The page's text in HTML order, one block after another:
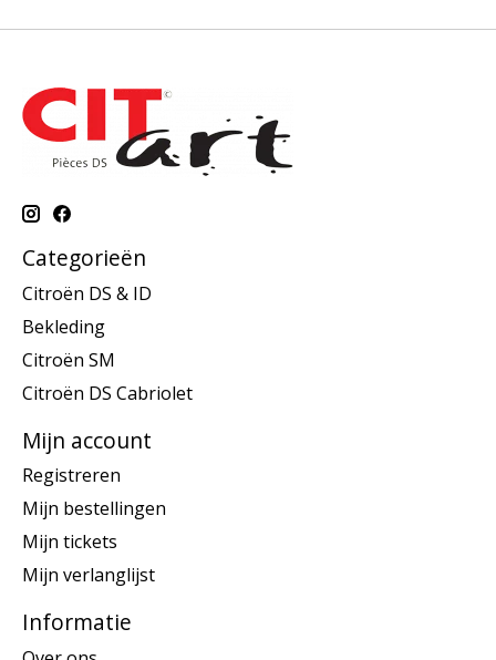
Categorieën
Citroën DS & ID
Bekleding
Citroën SM
Citroën DS Cabriolet
Mijn account
Registreren
Mijn bestellingen
Mijn tickets
Mijn verlanglijst
Informatie